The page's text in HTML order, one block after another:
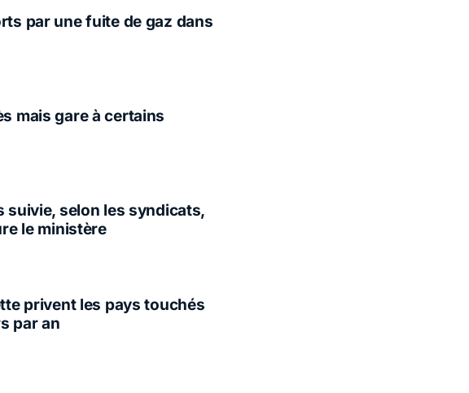
par une fuite de gaz dans
mais gare à certains
suivie, selon les syndicats,
le ministère
privent les pays touchés
par an